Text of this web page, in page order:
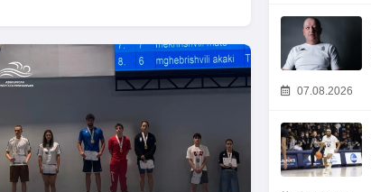
07.08.2026